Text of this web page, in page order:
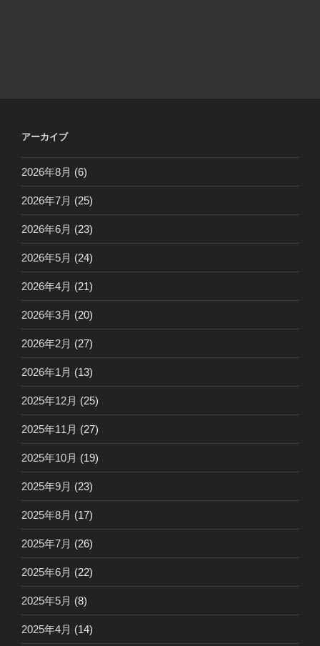
アーカイブ
2026年8月 (6)
2026年7月 (25)
2026年6月 (23)
2026年5月 (24)
2026年4月 (21)
2026年3月 (20)
2026年2月 (27)
2026年1月 (13)
2025年12月 (25)
2025年11月 (27)
2025年10月 (19)
2025年9月 (23)
2025年8月 (17)
2025年7月 (26)
2025年6月 (22)
2025年5月 (8)
2025年4月 (14)